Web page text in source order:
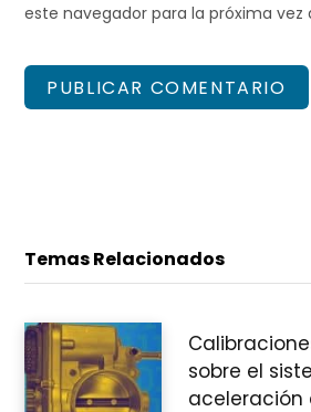
este navegador para la próxima
Temas Relacionados
sobre el
aceleración